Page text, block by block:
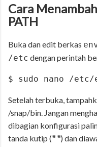
Cara
PATH
Buka dan edit berkas
/etc dengan perintah
$ sudo nano /etc/
Setelah terbuka,
/snap/bin. Jangan
dibagian konfigurasi
tanda kutip (" ") dan